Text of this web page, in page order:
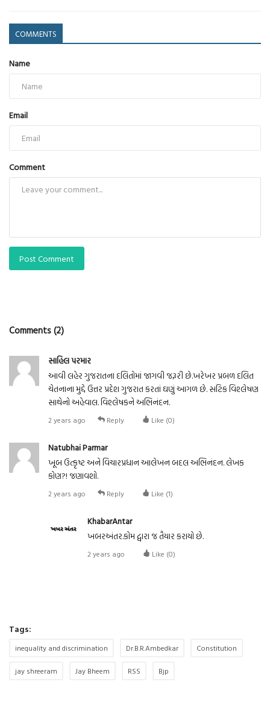
COMMENTS
Name
Email
Comment
Post Comment
Comments (2)
સાહિલ પરમાર
આવી લહેર ગુજરાતના દલિતોમાં જાગવી જરૂરી છે.ખરેખર પ્રબળ દલિત
ચેતનાના મુદ્દે ઉત્તર પ્રદેશ ગુજરાત કરતાં ઘણું આગળ છે. સટિક વિશ્લેષણ
સાથેનો અહેવાલ. વિશ્લેષકને અભિનંદન.
2 years ago Reply Like (0)
Natubhai Parmar
ખૂબ ઉત્કૃષ્ટ અને વિચારપ્રધાન આલેખન બદલ અભિનંદન. લેખક
કોણ?! જણાવશો.
2 years ago Reply Like (1)
KhabarAntar
ખબરઅંતર.કોમ દ્વારા જ તૈયાર કરાયો છે.
2 years ago Like (0)
Tags:
inequality and discrimination Dr.B.R.Ambedkar Constitution
jay shreeram Jay Bheem RSS Bjp